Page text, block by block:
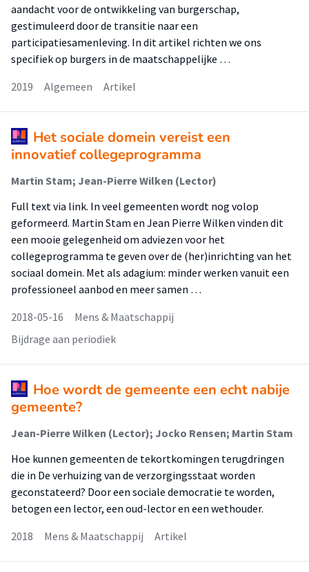
aandacht voor de ontwikkeling van burgerschap,
gestimuleerd door de transitie naar een
participatiesamenleving. In dit artikel richten we ons
specifiek op burgers in de maatschappelijke …
2019
Algemeen Artikel
Het sociale domein vereist een
innovatief collegeprogramma
Martin Stam; Jean-Pierre Wilken (Lector)
Full text via link. In veel gemeenten wordt nog volop
geformeerd. Martin Stam en Jean Pierre Wilken vinden dit
een mooie gelegenheid om adviezen voor het
collegeprogramma te geven over de (her)inrichting van het
sociaal domein. Met als adagium: minder werken vanuit een
professioneel aanbod en meer samen …
2018-05-16
Mens & Maatschappij
Bijdrage aan periodiek
Hoe wordt de gemeente een echt nabije
gemeente?
Jean-Pierre Wilken (Lector); Jocko Rensen; Martin Stam
Hoe kunnen gemeenten de tekortkomingen terugdringen
die in De verhuizing van de verzorgingsstaat worden
geconstateerd? Door een sociale democratie te worden,
betogen een lector, een oud-lector en een wethouder.
2018
Mens & Maatschappij Artikel